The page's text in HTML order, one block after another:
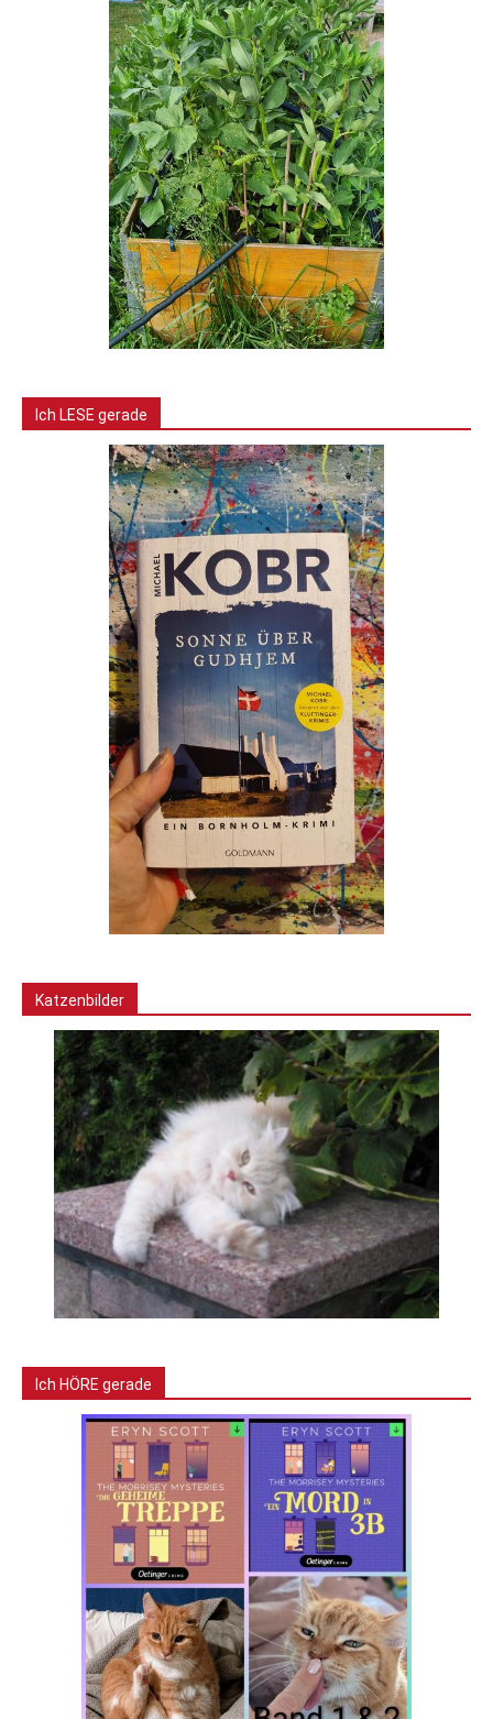
Ich LESE gerade
Katzenbilder
Ich HÖRE gerade